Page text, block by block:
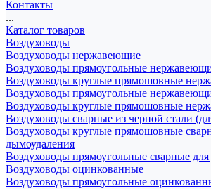
Контакты
...
Каталог товаров
Воздуховоды
Воздуховоды нержавеющие
Воздуховоды прямоугольные
Воздуховоды круглые прямошовные
Воздуховоды прямоугольные
Воздуховоды круглые прямошовные
Воздуховоды сварные из черной стали
Воздуховоды круглые прямошовные
дымоудаления
Воздуховоды прямоугольные сварные
Воздуховоды оцинкованные
Воздуховоды прямоугольные